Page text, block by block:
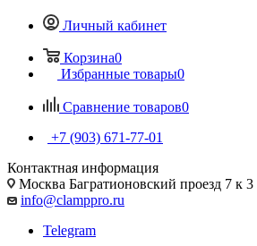
Личный кабинет
Корзина0
Избранные товары0
Сравнение товаров0
+7 (903) 671-77-01
Контактная информация
Москва Багратионовский проезд 7 к
info@clamppro.ru
Telegram